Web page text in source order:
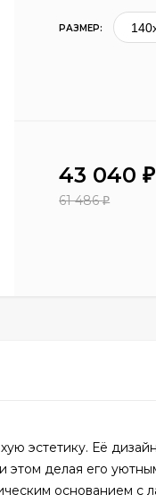
РАЗМЕР:
43 040₽
61 486₽
эстетику. Её
этом делая его
основанием с